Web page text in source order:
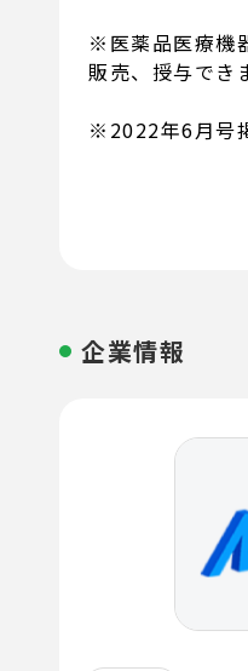
※医薬品医療機
販売、授与でき
※2022年6月号
企業情報